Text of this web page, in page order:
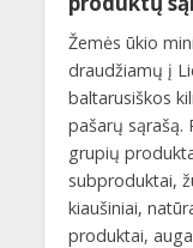
Žemės ūkio
draudžiamų į
baltarusiškos
pašarų sąrašą.
grupių
subproduktai,
kiaušiniai,
produktai,